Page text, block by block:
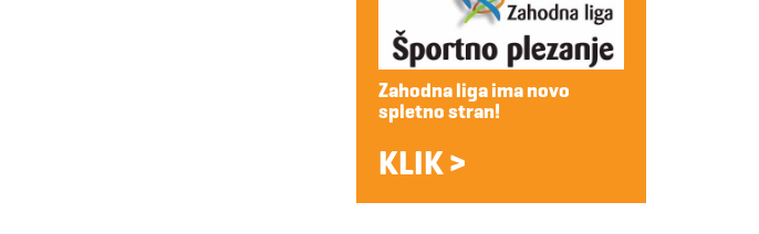
Zahodna liga ima novo
spletno stran!
KLIK >